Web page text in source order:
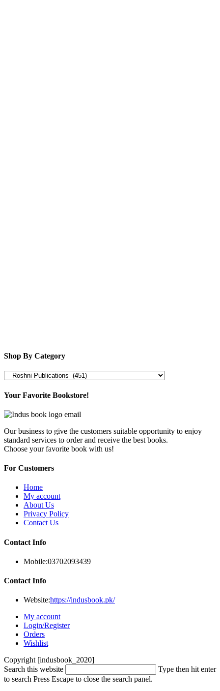
Shop By Category
Your Favorite Bookstore!
Our business to give the customers suitable opportunity to enjoy
standard services to order and receive the best books.
Choose your favorite book with us!
For Customers
Home
My account
About Us
Privacy Policy
Contact Us
Contact Info
Mobile:03702093439
Contact Info
Website:https://indusbook.pk/
My account
Login/Register
Orders
Wishlist
Copyright [indusbook_2020]
Search this website
Type then hit enter
to search Press Escape to close the search panel.